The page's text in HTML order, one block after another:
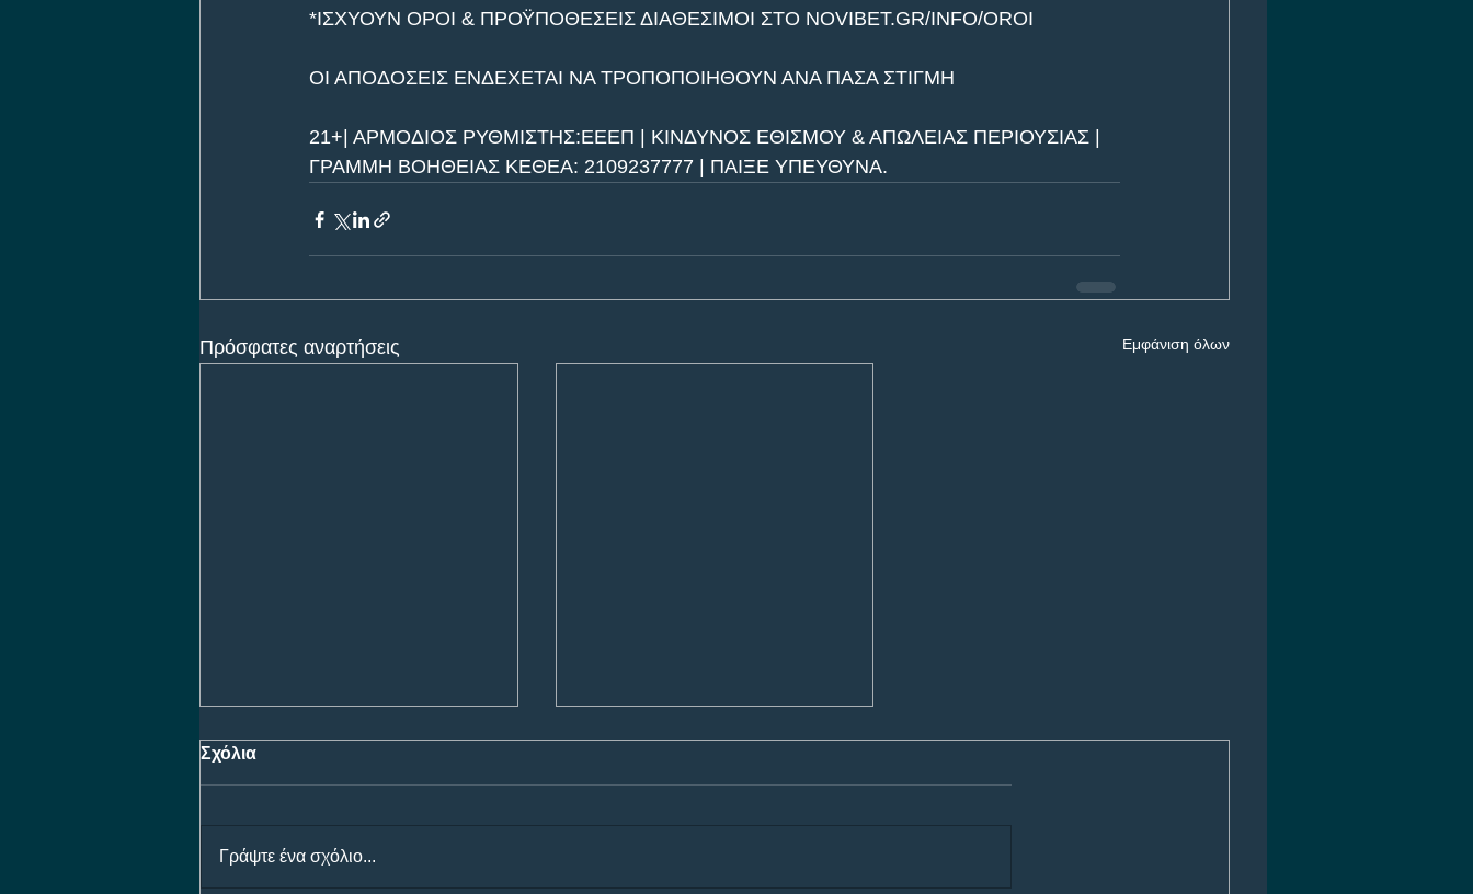
*ΙΣΧΥΟΥΝ ΟΡΟΙ & ΠΡΟΫΠΟΘΕΣΕΙΣ ΔΙΑΘΕΣΙΜΟΙ ΣΤΟ NOVIBET.GR/INFO/OROI
ΟΙ ΑΠΟΔΟΣΕΙΣ ΕΝΔΕΧΕΤΑΙ ΝΑ ΤΡΟΠΟΠΟΙΗΘΟΥΝ ΑΝΑ ΠΑΣΑ ΣΤΙΓΜΗ
21+| ΑΡΜΟΔΙΟΣ ΡΥΘΜΙΣΤΗΣ:ΕΕΕΠ | ΚΙΝΔΥΝΟΣ ΕΘΙΣΜΟΥ & ΑΠΩΛΕΙΑΣ ΠΕΡΙΟΥΣΙΑΣ |
ΓΡΑΜΜΗ ΒΟΗΘΕΙΑΣ ΚΕΘΕΑ: 2109237777 | ΠΑΙΞΕ ΥΠΕΥΘΥΝΑ.
Πρόσφατες αναρτήσεις Εμφάνιση όλων
Σχόλια
Γράψτε ένα σχόλιο...